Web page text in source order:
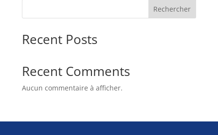
Rechercher
Recent Posts
Recent Comments
Aucun commentaire à afficher.